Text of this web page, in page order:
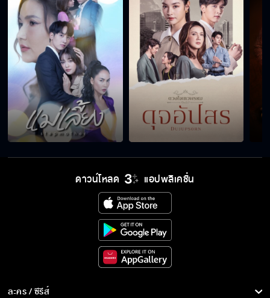
ดาวน์โหลด แอปพลิเคชั่น
ละคร / ซีรีส์